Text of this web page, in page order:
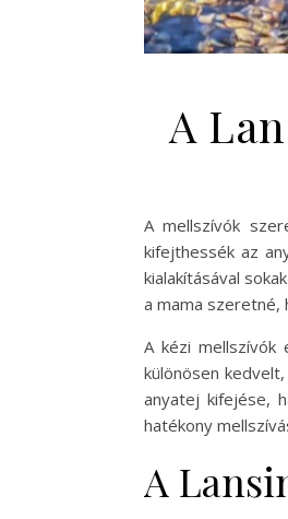
A
A mellszívók
kifejthessék az
kialakításával
a mama szeretné,
A kézi mellszívók
különösen
anyatej kifejése,
hatékony
A